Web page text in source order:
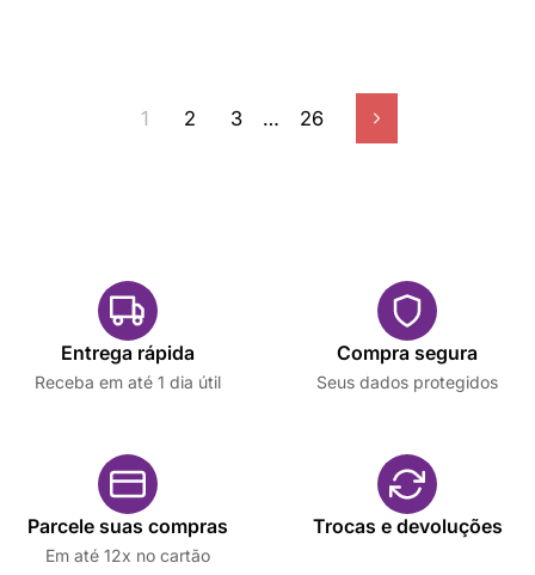
1 2 3 … 26 Próximo
Entrega rápida
Receba em até 1 dia útil
Compra segura
Seus dados protegidos
Parcele suas compras
Em até 12x no cartão
Trocas e devoluções